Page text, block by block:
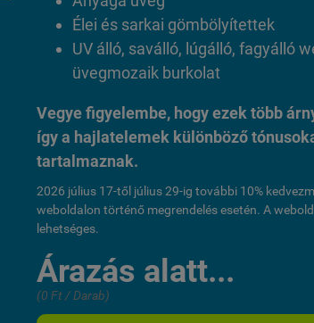
Élei és sarkai gömbölyítettek
UV álló, saválló, lúgálló, fagyálló
üvegmozaik burkolat
Vegye figyelembe, hogy ezek több
így a hajlatelemek különböző
tartalmaznak.
2026 július 17-től július 29-ig további 10%
weboldalon történő megrendelés esetén. A
lehetséges.
Árazás alatt...
(0 Ft / Darab)